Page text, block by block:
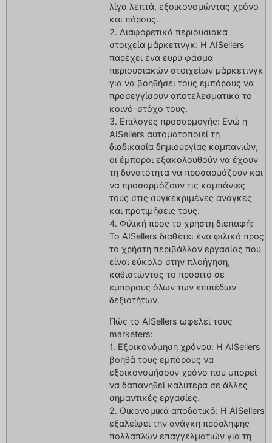
λίγα λεπτά, εξοικονομώντας χρόνο
και πόρους.
2. Διαφορετικά περιουσιακά
στοιχεία μάρκετινγκ: Η AISellers
παρέχει ένα ευρύ φάσμα
περιουσιακών στοιχείων μάρκετινγκ
για να βοηθήσει τους εμπόρους να
προσεγγίσουν αποτελεσματικά το
κοινό-στόχο τους.
3. Επιλογές προσαρμογής: Ενώ η
AISellers αυτοματοποιεί τη
διαδικασία δημιουργίας καμπανιών,
οι έμποροι εξακολουθούν να έχουν
τη δυνατότητα να προσαρμόζουν και
να προσαρμόζουν τις καμπάνιες
τους στις συγκεκριμένες ανάγκες
και προτιμήσεις τους.
4. Φιλική προς το χρήστη διεπαφή:
Το AISellers διαθέτει ένα φιλικό προς
το χρήστη περιβάλλον εργασίας που
είναι εύκολο στην πλοήγηση,
καθιστώντας το προσιτό σε
εμπόρους όλων των επιπέδων
δεξιοτήτων.
Πώς το AISellers ωφελεί τους
marketers:
1. Εξοικονόμηση χρόνου: Η AISellers
βοηθά τους εμπόρους να
εξοικονομήσουν χρόνο που μπορεί
να δαπανηθεί καλύτερα σε άλλες
σημαντικές εργασίες.
2. Οικονομικά αποδοτικό: Η AISellers
εξαλείφει την ανάγκη πρόσληψης
πολλαπλών επαγγελματιών για τη